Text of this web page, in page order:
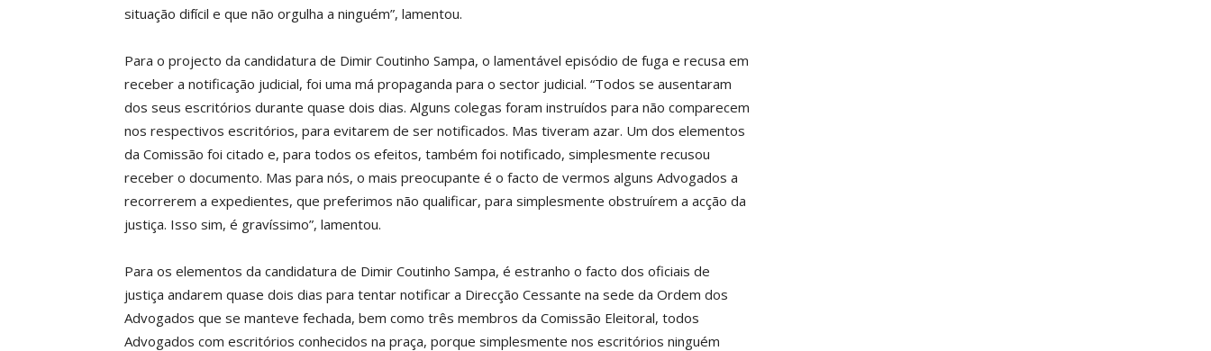
situação difícil e que não orgulha a ninguém”, lamentou.
Para o projecto da candidatura de Dimir Coutinho Sampa, o lamentável episódio de fuga e recusa em
receber a notificação judicial, foi uma má propaganda para o sector judicial. “Todos se ausentaram
dos seus escritórios durante quase dois dias. Alguns colegas foram instruídos para não comparecem
nos respectivos escritórios, para evitarem de ser notificados. Mas tiveram azar. Um dos elementos
da Comissão foi citado e, para todos os efeitos, também foi notificado, simplesmente recusou
receber o documento. Mas para nós, o mais preocupante é o facto de vermos alguns Advogados a
recorrerem a expedientes, que preferimos não qualificar, para simplesmente obstruírem a acção da
justiça. Isso sim, é gravíssimo”, lamentou.
Para os elementos da candidatura de Dimir Coutinho Sampa, é estranho o facto dos oficiais de
justiça andarem quase dois dias para tentar notificar a Direcção Cessante na sede da Ordem dos
Advogados que se manteve fechada, bem como três membros da Comissão Eleitoral, todos
Advogados com escritórios conhecidos na praça, porque simplesmente nos escritórios ninguém